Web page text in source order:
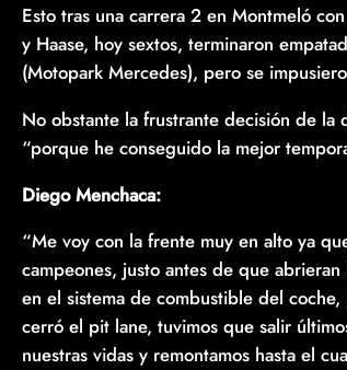
Esto tras una carrera 2 en Montmeló
y Haase, hoy sextos, terminaron
(Motopark Mercedes), pero se
No obstante la frustrante decisión de
“porque he conseguido la mejor
Diego Menchaca:
“Me voy con la frente muy en alto ya
campeones, justo antes de que
en el sistema de combustible del
cerró el pit lane, tuvimos que salir
nuestras vidas y remontamos hasta el